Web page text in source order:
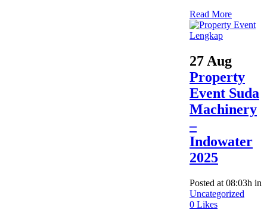
Read More
27 Aug
Property
Event Suda
Machinery
–
Indowater
2025
Posted at 08:03h in
Uncategorized
0 Likes